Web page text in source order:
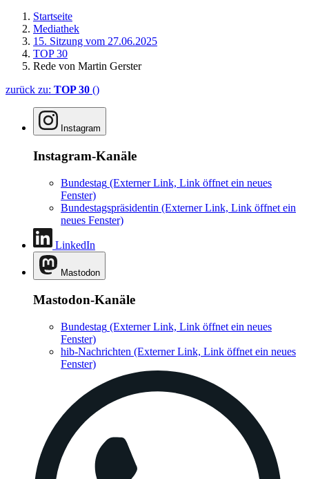
Startseite
Mediathek
15. Sitzung vom 27.06.2025
TOP 30
Rede von Martin Gerster
zurück zu: TOP 30 ()
Instagram
Instagram-Kanäle
Bundestag (Externer Link, Link öffnet ein neues
Fenster)
Bundestagspräsidentin (Externer Link, Link öffnet ein
neues Fenster)
LinkedIn
Mastodon
Mastodon-Kanäle
Bundestag (Externer Link, Link öffnet ein neues
Fenster)
hib-Nachrichten (Externer Link, Link öffnet ein neues
Fenster)